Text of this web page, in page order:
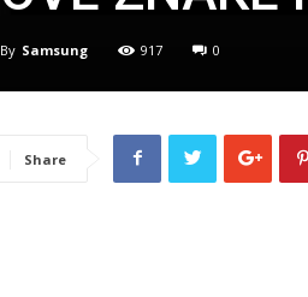
By Samsung 917 0
Share